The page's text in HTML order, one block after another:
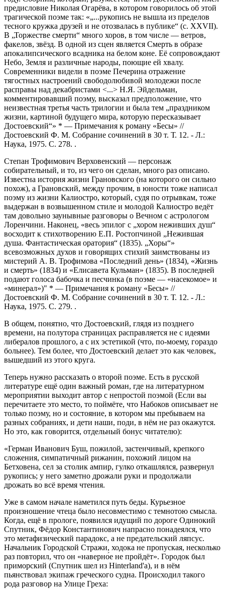
предисловие Николая Огарёва, в котором говорилось об этой
трагической поэме так: «„...рукопись не вышла из пределов
тесного кружка друзей и не отозвалась в публике“ (с. XXVII).
В „Торжестве смерти“ много хоров, в том числе — ветров,
факелов, звёзд. В одной из сцен является Смерть в образе
апокалипсического всадника на белом коне. Её сопровождают
Небо, Земля и различные народы, поющие ей хвалу.
Современники видели в поэме Печерина отражение
тягостных настроений свободолюбивой молодежи после
расправы над декабристами <...> Н.Я. Эйдельман,
комментировавший поэму, высказал предположение, что
неизвестная третья часть трилогии и была тем „праздником
жизни, картиной будущего мира, которую пересказывает
Достоевский“» * — Примечания к роману «Бесы» //
Достоевский Ф. М. Собрание сочинений в 30 т. Т. 12. - Л.:
Наука, 1975. С. 278. .
Степан Трофимович Верховенский — персонаж
собирательный, и то, из чего он сделан, много раз описано.
Известна история жизни Грановского (на которого он сильно
похож), а Грановский, между прочим, в юности тоже написал
поэму из жизни Калиостро, который, судя по отрывкам, тоже
выдержан в возвышенном стиле и молодой Калиостро ведёт
там довольно заунывные разговоры о Вечном с астрологом
Лоренчини. Наконец, «весь эпилог с „хором неживших душ“
восходит к стихотворению Е.П. Ростопчиной „Нежившая
душа. Фантастическая оратория“ (1835). „Хоры“»
всевозможных духов и говорящих стихий заимствованы из
мистерий А. В. Трофимова «Последний день» (1834), «Жизнь
и смерть» (1834) и «Елисавета Кульман» (1835). В последней
подают голоса бабочка и песчинка (в поэме — «насекомое» и
«минерал»)" * — Примечания к роману «Бесы» //
Достоевский Ф. М. Собрание сочинений в 30 т. Т. 12. - Л.:
Наука, 1975. С. 279. .
В общем, понятно, что Достоевский, глядя из позднего
времени, на полутора страницах расправляется не с идеями
либералов прошлого, а с их эстетикой (что, по-моему, гораздо
больнее). Тем более, что Достоевский делает это как человек,
вышедший из этого круга.
Теперь нужно рассказать о второй поэме. Есть в русской
литературе ещё один важный роман, где на литературном
мероприятии выходит автор с непростой поэмой (Если вы
перечитаете это место, то поймёте, что Набоков описывает не
только поэму, но и состояние, в котором мы пребываем на
разных собраниях, и дети наши, поди, в нём не раз окажутся.
Но это, как говорится, отдельный бонус читателю):
«Герман Иванович Буш, пожилой, застенчивый, крепкого
сложения, симпатичный рижанин, похожий лицом на
Бетховена, сел за столик ампир, гулко откашлялся, развернул
рукопись; у него заметно дрожали руки и продолжали
дрожать во всё время чтения.
Уже в самом начале наметился путь беды. Курьезное
произношение чтеца было несовместимо с темнотою смысла.
Когда, ещё в прологе, появился идущий по дороге Одинокий
Спутник, Фёдор Константинович напрасно понадеялся, что
это метафизический парадокс, а не предательский ляпсус.
Начальник Городской Стражи, ходока не пропуская, несколько
раз повторил, что он «наверно́е не пройдёт». Городок был
приморский (Спутник шел из Hinterland'a), и в нём
пьянствовал экипаж греческого судна. Происходил такого
рода разговор на Улице Греха: